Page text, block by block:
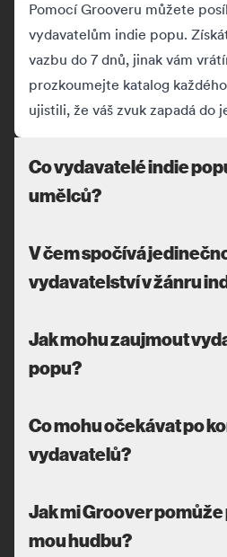
Pomocí Grooveru můžete
vydavatelům indie popu.
vazbu do 7 dnů, jinak vám
prozkoumejte katalog
ujistili, že váš zvuk zapadá do
Co vydavatelé indie
umělců?
V čem spočívá
vydavatelství v žánru
Jak mohu zaujmout
popu?
Co mohu očekávat po
vydavatelů?
Jak mi Groover
mou hudbu?